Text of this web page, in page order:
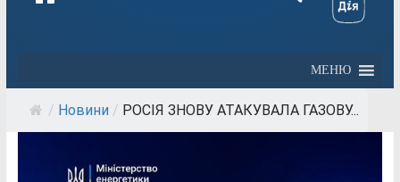
МЕНЮ
/ Новини / РОСІЯ ЗНОВУ АТАКУВАЛА ГАЗОВУ...